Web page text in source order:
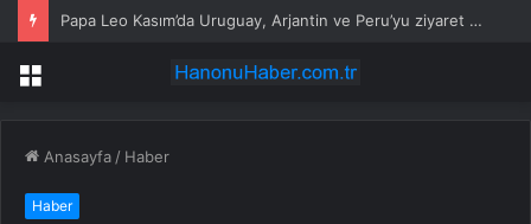
Papa Leo Kasım’da Uruguay, Arjantin ve Peru’yu ziyaret edecek
Menü
Anasayfa / Haber
Haber